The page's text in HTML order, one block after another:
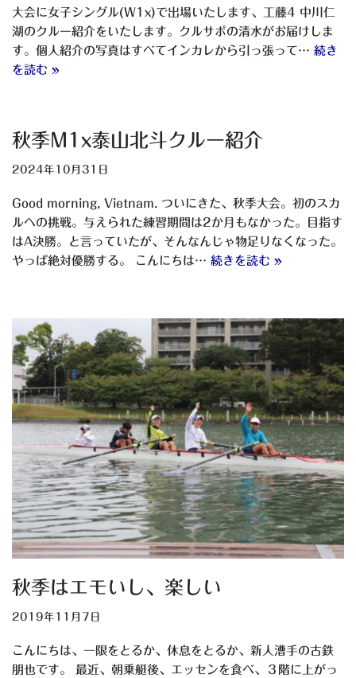
大会に女子シングル(W1x)で出場いたします、工藤4 中川仁
湖のクルー紹介をいたします。クルサポの清水がお届けしま
す。個人紹介の写真はすべてインカレから引っ張って… 続き
を読む »
秋季M1x泰山北斗クルー紹介
2024年10月31日
Good morning, Vietnam. ついにきた、秋季大会。初のスカ
ルへの挑戦。与えられた練習期間は2か月もなかった。目指す
はA決勝。と言っていたが、そんなんじゃ物足りなくなった。
やっぱ絶対優勝する。 こんにちは… 続きを読む »
秋季はエモいし、楽しい
2019年11月7日
こんにちは、一限をとるか、休息をとるか、新人漕手の古鉄
朋也です。 最近、朝乗艇後、エッセンを食べ、３階に上がっ